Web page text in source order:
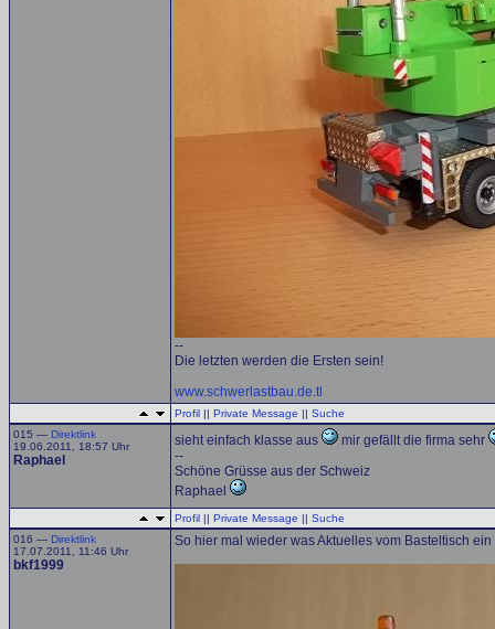
--
Die letzten werden die Ersten sein!
www.schwerlastbau.de.tl
Profil || Private Message || Suche
015 — Direktlink
19.06.2011, 18:57 Uhr
Raphael
sieht einfach klasse aus
mir gefällt die firma sehr
--
Schöne Grüsse aus der Schweiz
Raphael
Profil || Private Message || Suche
016 — Direktlink
17.07.2011, 11:46 Uhr
bkf1999
So hier mal wieder was Aktuelles vom Basteltisch ein